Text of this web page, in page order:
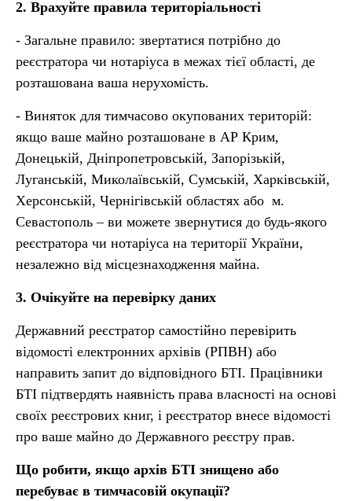
2. Врахуйте правила територіальності
- Загальне правило: звертатися потрібно до
реєстратора чи нотаріуса в межах тієї області, де
розташована ваша нерухомість.
- Виняток для тимчасово окупованих територій:
якщо ваше майно розташоване в АР Крим,
Донецькій, Дніпропетровській, Запорізькій,
Луганській, Миколаївській, Сумській, Харківській,
Херсонській, Чернігівській областях або м.
Севастополь – ви можете звернутися до будь-якого
реєстратора чи нотаріуса на території України,
незалежно від місцезнаходження майна.
3. Очікуйте на перевірку даних
Державний реєстратор самостійно перевірить
відомості електронних архівів (РПВН) або
направить запит до відповідного БТІ. Працівники
БТІ підтвердять наявність права власності на основі
своїх реєстрових книг, і реєстратор внесе відомості
про ваше майно до Державного реєстру прав.
Що робити, якщо архів БТІ знищено або
перебуває в тимчасовій окупації?